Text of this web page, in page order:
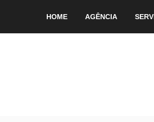
HOME AGÊNCIA